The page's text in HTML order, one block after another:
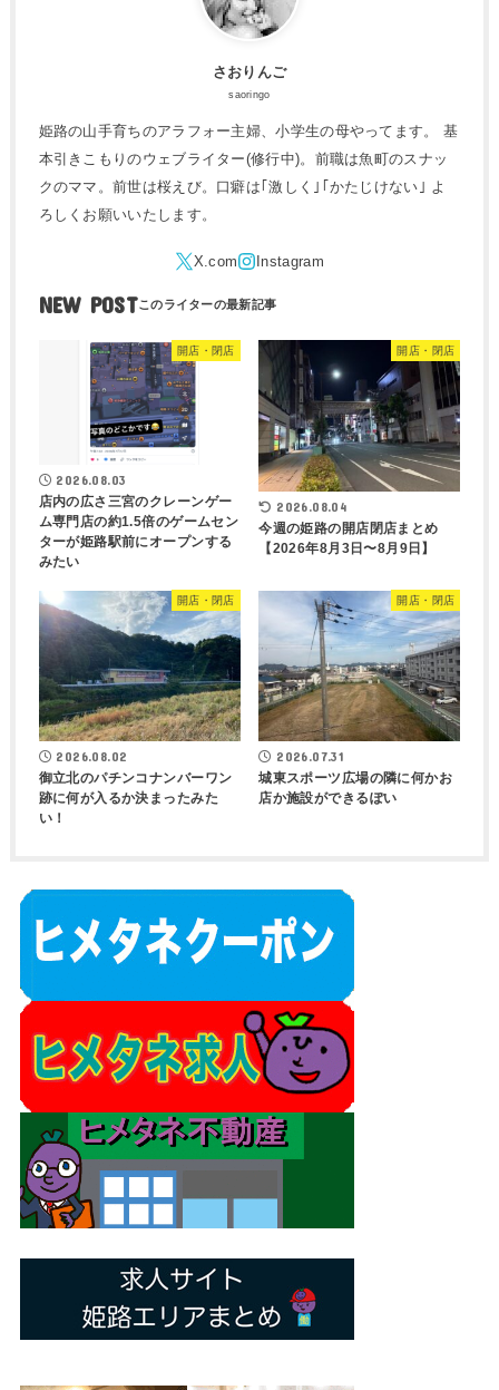
さおりんご
saoringo
姫路の山手育ちのアラフォー主婦、小学生の母やってます。 基
本引きこもりのウェブライター(修行中)。前職は魚町のスナッ
クのママ。前世は桜えび。口癖は｢激しく｣｢かたじけない｣ よ
ろしくお願いいたします。
NEW POST
開店・閉店
2026.08.03
店内の広さ三宮のクレーンゲー
ム専門店の約1.5倍のゲームセン
ターが姫路駅前にオープンする
みたい
開店・閉店
2026.08.04
今週の姫路の開店閉店まとめ
【2026年8月3日〜8月9日】
開店・閉店
2026.08.02
御立北のパチンコナンバーワン
跡に何が入るか決まったみた
い！
開店・閉店
2026.07.31
城東スポーツ広場の隣に何かお
店か施設ができるぽい